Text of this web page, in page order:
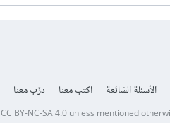
الأسئلة الشائعة اكتب معنا درّب معنا
CC BY-NC-SA 4.0unless mentioned